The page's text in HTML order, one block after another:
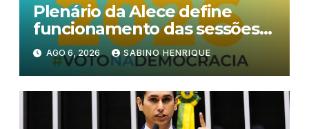
Plenário da Alece define
funcionamento das sessões
durante o período eleitoral
AGO 6, 2026 SABINO HENRIQUE